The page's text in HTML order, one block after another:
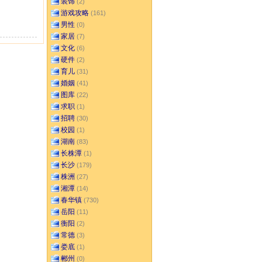
游戏攻略 (161)
男性 (0)
家居 (7)
文化 (6)
硬件 (2)
育儿 (31)
婚姻 (41)
图库 (22)
求职 (1)
招聘 (30)
校园 (1)
湖南 (83)
长株潭 (1)
长沙 (179)
株洲 (27)
湘潭 (14)
春华镇 (730)
岳阳 (11)
衡阳 (2)
常德 (3)
娄底 (1)
郴州 (0)